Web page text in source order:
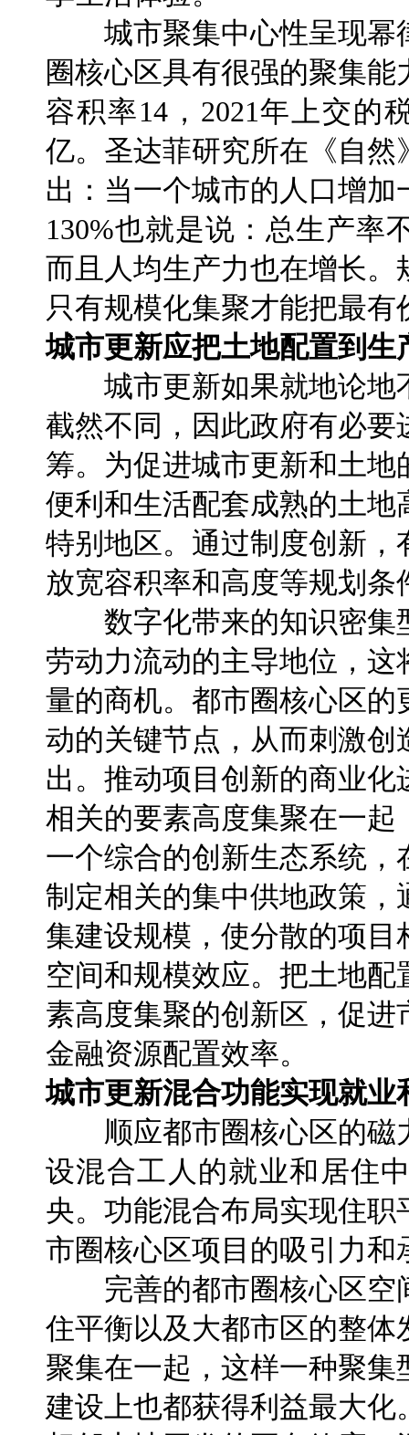
城市聚集中心性呈现幂
圈核心区具有很强的聚集
容积率14，2021年上交的
亿。圣达菲研究所在《自
出：当一个城市的人口增
130%也就是说：总生产率
而且人均生产力也在增长
只有规模化集聚才能把最
城市更新应把土地配置到生
城市更新如果就地论地
截然不同，因此政府有必
筹。为促进城市更新和土
便利和生活配套成熟的土
特别地区。通过制度创新
放宽容积率和高度等规划条
数字化带来的知识密集
劳动力流动的主导地位，
量的商机。都市圈核心区
动的关键节点，从而刺激
出。推动项目创新的商业
相关的要素高度集聚在一
一个综合的创新生态系统
制定相关的集中供地政策
集建设规模，使分散的项
空间和规模效应。把土地
素高度集聚的创新区，促
金融资源配置效率。
城市更新混合功能实现就业
顺应都市圈核心区的磁
设混合工人的就业和居住
央。功能混合布局实现住
市圈核心区项目的吸引力和
完善的都市圈核心区空
住平衡以及大都市区的整
聚集在一起，这样一种聚
建设上也都获得利益最大